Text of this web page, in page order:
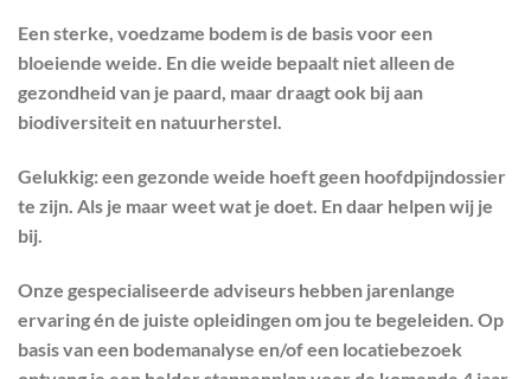
Een sterke, voedzame bodem is de basis voor een
bloeiende weide. En die weide bepaalt niet alleen de
gezondheid van je paard, maar draagt ook bij aan
biodiversiteit en natuurherstel.
Gelukkig: een gezonde weide hoeft geen hoofdpijndossier
te zijn. Als je maar weet wat je doet. En daar helpen wij je
bij.
Onze gespecialiseerde adviseurs hebben jarenlange
ervaring én de juiste opleidingen om jou te begeleiden. Op
basis van een bodemanalyse en/of een locatiebezoek